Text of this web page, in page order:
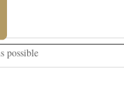
possible